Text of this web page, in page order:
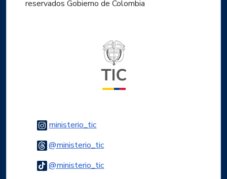
reservados Gobierno de Colombia
ministerio_ticLogo Instagram
@ministerio_ticLogo Threads
@ministerio_ticLogo Tiktok